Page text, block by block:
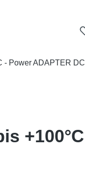
- Power ADAPTER DC
+100°C